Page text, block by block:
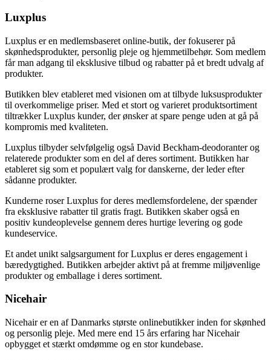
Luxplus
Luxplus er en medlemsbaseret online-butik, der fokuserer på
skønhedsprodukter, personlig pleje og hjemmetilbehør. Som medlem
får man adgang til eksklusive tilbud og rabatter på et bredt udvalg af
produkter.
Butikken blev etableret med visionen om at tilbyde luksusprodukter
til overkommelige priser. Med et stort og varieret produktsortiment
tiltrækker Luxplus kunder, der ønsker at spare penge uden at gå på
kompromis med kvaliteten.
Luxplus tilbyder selvfølgelig også David Beckham-deodoranter og
relaterede produkter som en del af deres sortiment. Butikken har
etableret sig som et populært valg for danskerne, der leder efter
sådanne produkter.
Kunderne roser Luxplus for deres medlemsfordelene, der spænder
fra eksklusive rabatter til gratis fragt. Butikken skaber også en
positiv kundeoplevelse gennem deres hurtige levering og gode
kundeservice.
Et andet unikt salgsargument for Luxplus er deres engagement i
bæredygtighed. Butikken arbejder aktivt på at fremme miljøvenlige
produkter og emballage i deres sortiment.
Nicehair
Nicehair er en af Danmarks største onlinebutikker inden for skønhed
og personlig pleje. Med mere end 15 års erfaring har Nicehair
opbygget et stærkt omdømme og en stor kundebase.